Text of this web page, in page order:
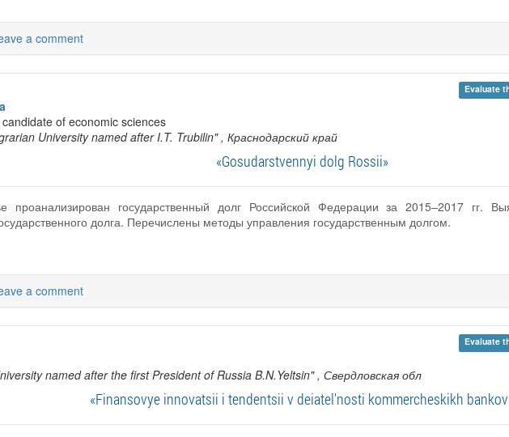
a comment
Evaluate
candidate of economic sciences
University named after I.T. Trubilin" , Краснодарский край
«Gosudarstvennyi dolg Rossii»
проанализирован государственный долг Российской Федерации за 2015–2017 гг.
долга. Перечислены методы управления государственным долгом.
a comment
Evaluate
named after the first President of Russia B.N.Yeltsin" , Свердловская обл
«Finansovye innovatsii i tendentsii v deiatel'nosti kommercheskikh